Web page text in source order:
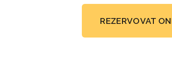
REZERVOVAT